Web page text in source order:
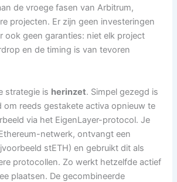
de vroege fasen van Arbitrum,
projecten. Er zijn geen investeringen
ook geen garanties: niet elk project
en de timing is van tevoren
strategie is herinzet. Simpel gezegd is
om reeds gestakete activa opnieuw te
via het EigenLayer-protocol. Je
netwerk, ontvangt een
stETH) en gebruikt dit als
protocollen. Zo werkt hetzelfde actief
plaatsen. De gecombineerde